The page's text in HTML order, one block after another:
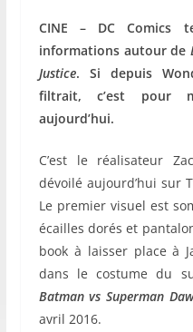
CINE – DC Comics
informations autour de
Justice. Si depuis
filtrait, c’est pour
aujourd’hui.
C’est le réalisateur
dévoilé aujourd’hui sur
Le premier visuel est
écailles dorés et
book à laisser place à
dans le costume du
Batman vs Superman
avril 2016.